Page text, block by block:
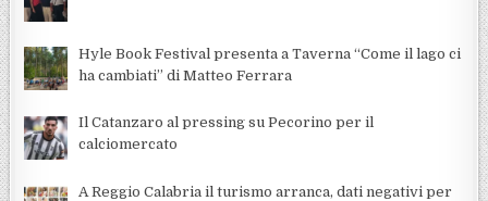
Hyle Book Festival presenta a Taverna “Come il lago ci
ha cambiati” di Matteo Ferrara
Il Catanzaro al pressing su Pecorino per il
calciomercato
A Reggio Calabria il turismo arranca, dati negativi per